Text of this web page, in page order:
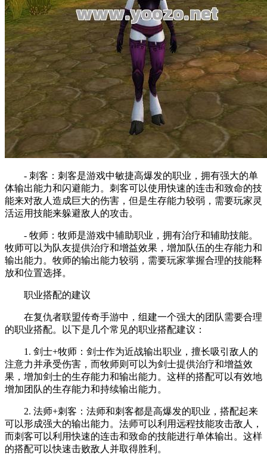
- 刺客：刺客是游戏中敏捷高爆发的职业，拥有强大的单
体输出能力和闪避能力。刺客可以使用快速的连击和致命的技
能来对敌人造成巨大的伤害，但是生存能力较弱，需要玩家灵
活运用技能来躲避敌人的攻击。
- 牧师：牧师是游戏中辅助职业，拥有治疗和辅助技能。
牧师可以为队友提供治疗和增益效果，增加队伍的生存能力和
输出能力。牧师的输出能力较弱，需要玩家掌握合理的技能释
放和位置选择。
职业搭配的建议
在复仇者联盟传奇手游中，组建一个强大的团队需要合理
的职业搭配。以下是几个常见的职业搭配建议：
1. 剑士+牧师：剑士作为近战输出职业，擅长吸引敌人的
注意力并承受伤害，而牧师则可以为剑士提供治疗和增益效
果，增加剑士的生存能力和输出能力。这样的搭配可以有效地
增加团队的生存能力和持续输出能力。
2. 法师+刺客：法师和刺客都是高爆发的职业，搭配起来
可以形成强大的输出能力。法师可以利用远程技能攻击敌人，
而刺客可以利用快速的连击和致命的技能进行单体输出。这样
的搭配可以快速击败敌人并取得胜利。